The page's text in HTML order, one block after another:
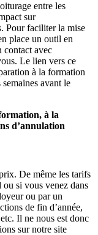
entre les
sur
Pour faciliter la mise
place un outil en
contact avec
Le lien vers ce
à la formation
avant le
à la
d’annulation
De même les tarifs
si vous venez dans
ou par un
de fin d’année,
Il ne nous est donc
sur notre site